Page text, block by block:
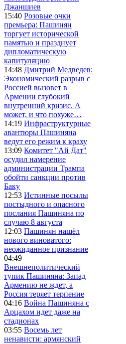
Джаншиев
15:40 Розовые очки
премьера: Пашинян
торгует исторической
памятью и празднует
дипломатическую
капитуляцию
14:48 Дмитрий Медведев:
Экономический разрыв с
Россией вызовет в
Армении глубокий
внутренний кризис. А
может, и что похуже…
14:19 Инфраструктурные
авантюры Пашиняна
ведут его режим к краху
13:09 Комитет "Ай Дат"
осудил намерение
администрации Трампа
обойти санкции против
Баку
12:53 Истинные посылы
постыдного и опасного
послания Пашиняна по
случаю 8 августа
12:03 Пашинян нашёл
нового виноватого:
неожиданное признание
04:49
Внешнеполитический
тупик Пашиняна: Запад
Армению не ждет, а
Россия теряет терпение
04:16 Война Пашиняна с
Арцахом идет даже на
стадионах
03:55 Восемь лет
ненависти: армянский